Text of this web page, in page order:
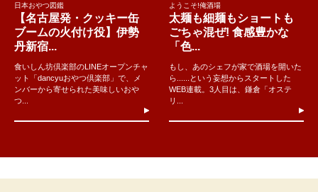
日本おやつ図鑑
【名古屋発・クッキー缶
ブームの火付け役】伊勢
丹新宿...
食いしん坊倶楽部のLINEオープンチャ
ット「dancyuおやつ倶楽部」で、メ
ンバーから寄せられた美味しいおや
つ...
ようこそ!俺酒場
太麺も細麺もショートも
ごちゃ混ぜ! 食感豊かな
「色...
もし、あのシェフが家で酒場を開いた
ら......という妄想からスタートした
WEB連載。3人目は、鎌倉「オステ
リ...